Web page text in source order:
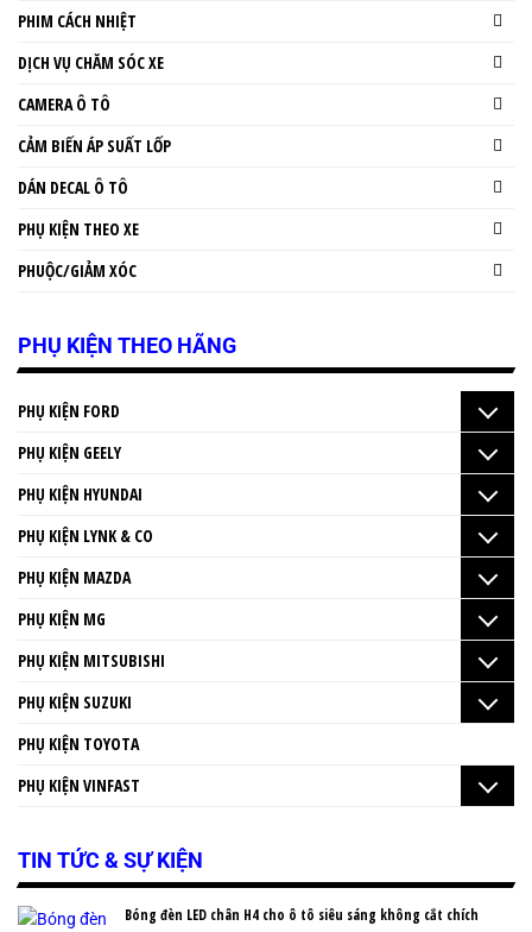
PHIM CÁCH NHIỆT
DỊCH VỤ CHĂM SÓC XE
CAMERA Ô TÔ
CẢM BIẾN ÁP SUẤT LỐP
DÁN DECAL Ô TÔ
PHỤ KIỆN THEO XE
PHUỘC/GIẢM XÓC
PHỤ KIỆN THEO HÃNG
PHỤ KIỆN FORD
PHỤ KIỆN GEELY
PHỤ KIỆN HYUNDAI
PHỤ KIỆN LYNK & CO
PHỤ KIỆN MAZDA
PHỤ KIỆN MG
PHỤ KIỆN MITSUBISHI
PHỤ KIỆN SUZUKI
PHỤ KIỆN TOYOTA
PHỤ KIỆN VINFAST
TIN TỨC & SỰ KIỆN
Bóng đèn LED chân H4 cho ô tô siêu sáng không cắt chích